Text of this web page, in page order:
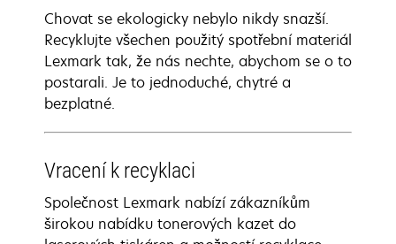
Chovat se ekologicky nebylo nikdy snazší.
Recyklujte všechen použitý spotřební materiál
Lexmark tak, že nás nechte, abychom se o to
postarali. Je to jednoduché, chytré a
bezplatné.
Vracení k recyklaci
Společnost Lexmark nabízí zákazníkům
širokou nabídku tonerových kazet do